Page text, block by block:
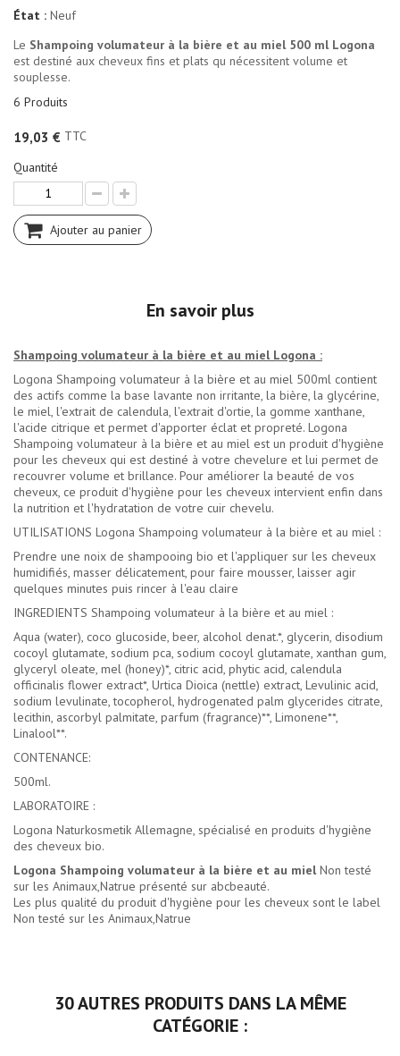
État : Neuf
Le Shampoing volumateur à la bière et au miel 500 ml Logona
est destiné aux cheveux fins et plats qu nécessitent volume et
souplesse.
6 Produits
19,03 € TTC
Quantité
Ajouter au panier
En savoir plus
Shampoing volumateur à la bière et au miel Logona :
Logona Shampoing volumateur à la bière et au miel 500ml contient
des actifs comme la base lavante non irritante, la bière, la glycérine,
le miel, l'extrait de calendula, l'extrait d'ortie, la gomme xanthane,
l'acide citrique et permet d'apporter éclat et propreté. Logona
Shampoing volumateur à la bière et au miel est un produit d'hygiène
pour les cheveux qui est destiné à votre chevelure et lui permet de
recouvrer volume et brillance. Pour améliorer la beauté de vos
cheveux, ce produit d'hygiène pour les cheveux intervient enfin dans
la nutrition et l'hydratation de votre cuir chevelu.
UTILISATIONS Logona Shampoing volumateur à la bière et au miel :
Prendre une noix de shampooing bio et l'appliquer sur les cheveux
humidifiés, masser délicatement, pour faire mousser, laisser agir
quelques minutes puis rincer à l'eau claire
INGREDIENTS Shampoing volumateur à la bière et au miel :
Aqua (water), coco glucoside, beer, alcohol denat.*, glycerin, disodium
cocoyl glutamate, sodium pca, sodium cocoyl glutamate, xanthan gum,
glyceryl oleate, mel (honey)*, citric acid, phytic acid, calendula
officinalis flower extract*, Urtica Dioica (nettle) extract, Levulinic acid,
sodium levulinate, tocopherol, hydrogenated palm glycerides citrate,
lecithin, ascorbyl palmitate, parfum (fragrance)**, Limonene**,
Linalool**.
CONTENANCE:
500ml.
LABORATOIRE :
Logona Naturkosmetik Allemagne, spécialisé en produits d'hygiène
des cheveux bio.
Logona Shampoing volumateur à la bière et au mielNon testé
sur les Animaux,Natrue présenté sur abcbeauté.
Les plus qualité du produit d'hygiène pour les cheveux sont le label
Non testé sur les Animaux,Natrue
30 AUTRES PRODUITS DANS LA MÊME
CATÉGORIE :